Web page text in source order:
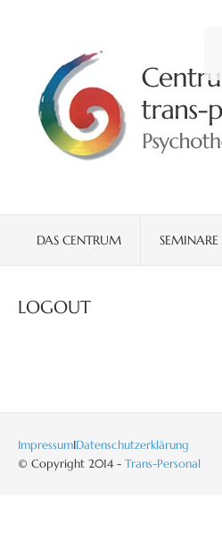
DAS CENTRUM SEMINARE
LOGOUT
ImpressumIDatenschutzerklärung
© Copyright 2014 - Trans-Personal